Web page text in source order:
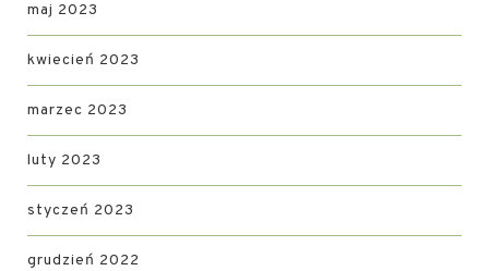
maj 2023
kwiecień 2023
marzec 2023
luty 2023
styczeń 2023
grudzień 2022